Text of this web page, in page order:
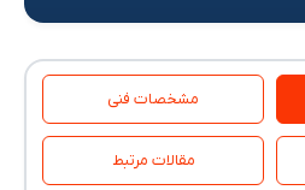
مشخصات فنی
مقالات مرتبط